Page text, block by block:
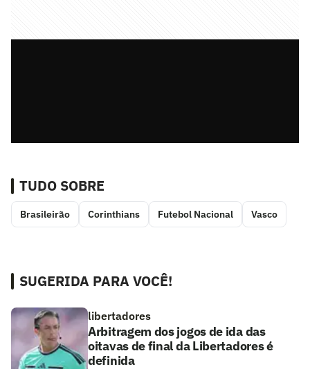
TUDO SOBRE
Brasileirão Corinthians Futebol Nacional Vasco
SUGERIDA PARA VOCÊ!
libertadores
Arbitragem dos jogos de ida das
oitavas de final da Libertadores é
definida